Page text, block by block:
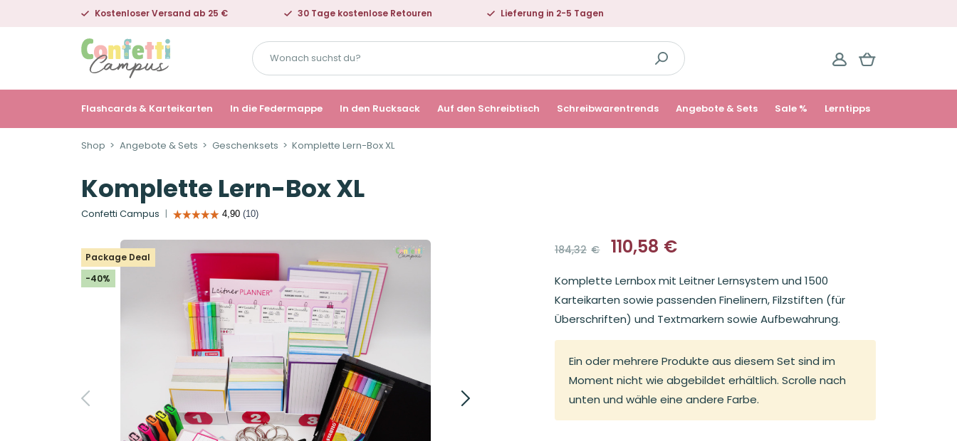
Kostenloser Versand ab 25 € 30 Tage kostenlose Retouren Lieferung in 2-5 Tagen
Wonach
suchst
du?
Flashcards & Karteikarten In die Federmappe In den Rucksack Auf den Schreibtisch Schreibwarentrends Angebote & Sets Sale % Lerntipps
Shop Angebote & Sets Geschenksets Komplette Lern-Box XL
Komplette Lern-Box XL
Confetti Campus
Package Deal
-40%
184,32 €
Ursprünglicher
Preis
war:
184,32€
110,58 €
Aktueller
Preis
ist:
110,58€.
Komplette Lernbox mit Leitner Lernsystem und 1500
Karteikarten sowie passenden Finelinern, Filzstiften (für
Überschriften) und Textmarkern sowie Aufbewahrung.
Ein oder mehrere Produkte aus diesem Set sind im
Moment nicht wie abgebildet erhältlich. Scrolle nach
unten und wähle eine andere Farbe.